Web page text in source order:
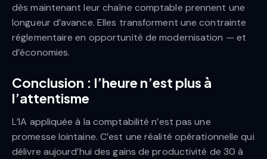
dès maintenant leur chaîne comptable prennent une
longueur d’avance. Elles transforment une contrainte
réglementaire en opportunité de modernisation — et
d’économies.
Conclusion : l’heure n’est plus à
l’attentisme
L’IA appliquée à la comptabilité n’est pas une
promesse lointaine. C’est une réalité opérationnelle qui
délivre aujourd’hui des gains de productivité de 30 à